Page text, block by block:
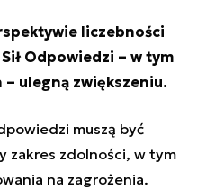
liczebności
Odpowiedzi – w tym
ulegną zwiększeniu.
muszą być
zakres zdolności, w tym
na zagrożenia.